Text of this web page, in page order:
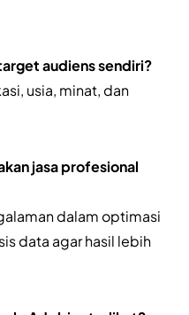
audiens sendiri?
usia, minat, dan
jasa profesional
dalam optimasi
data agar hasil lebih